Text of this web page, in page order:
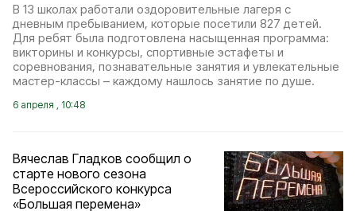
В 13 школах работали оздоровительные лагеря с
дневным пребыванием, которые посетили 827 детей.
Для ребят была подготовлена насыщенная программа:
викторины и конкурсы, спортивные эстафеты и
соревнования, познавательные занятия и увлекательные
мастер-классы – каждому нашлось занятие по душе.
6 апреля , 10:48
Вячеслав Гладков сообщил о
старте нового сезона
Всероссийского конкурса
«Большая перемена»